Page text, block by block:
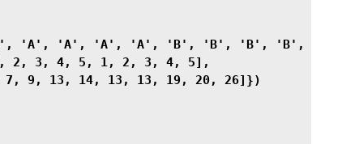
'A', 'A', 'A', 'A', 'B', 'B', 'B', 'B', 'B'],
2, 3, 4, 5, 1, 2, 3, 4, 5],
9, 13, 14, 13, 13, 19, 20, 26]})